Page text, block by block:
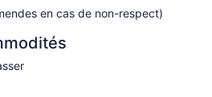
en cas de non-respect)